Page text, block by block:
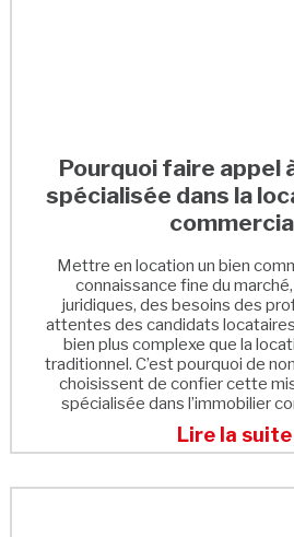
Pourquoi faire appel
spécialisée dans la
Mettre en location un bien
connaissance fine du
juridiques, des besoins des
attentes des candidats
bien plus complexe que la
traditionnel. C’est pourquoi de
choisissent de confier cette
spécialisée dans l’immobilier
Lire la suite